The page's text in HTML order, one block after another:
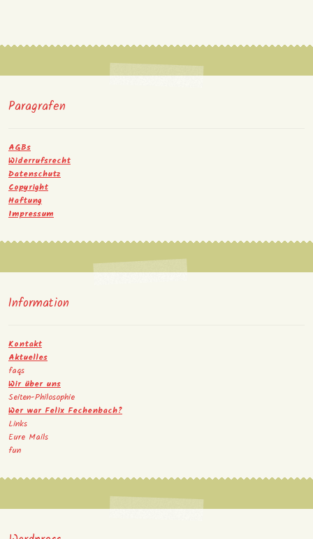
Paragrafen
AGBs
Widerrufsrecht
Datenschutz
Copyright
Haftung
Impressum
Information
Kontakt
Aktuelles
faqs
Wir über uns
Seiten-Philosophie
Wer war Felix Fechenbach?
Links
Eure Mails
fun